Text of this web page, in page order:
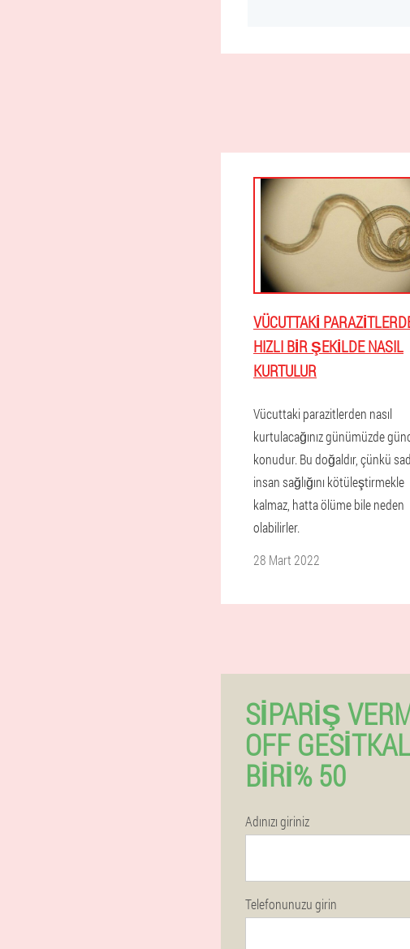
VÜCUTTAKI
HIZLI BIR ŞEKILDE NASIL
KURTULUR
Vücuttaki parazitlerden nasıl
kurtulacağınız günümüzde
konudur. Bu doğaldır, çünkü
insan sağlığını kötüleştirmekle
kalmaz, hatta ölüme bile neden
olabilirler.
28 Mart 2022
SIPARIŞ
OFF
BIRI% 50
Adınızı giriniz
Telefonunuzu girin